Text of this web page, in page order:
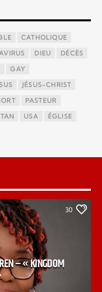
CATHOLIQUE
DIEU DÉCÈS
GAY
JÉSUS-CHRIST
PASTEUR
USA ÉGLISE
30
– « KINGDOM